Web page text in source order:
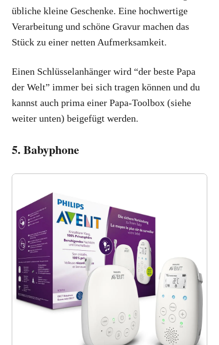
übliche kleine Geschenke. Eine hochwertige
Verarbeitung und schöne Gravur machen das
Stück zu einer netten Aufmerksamkeit.
Einen Schlüsselanhänger wird “der beste Papa
der Welt” immer bei sich tragen können und du
kannst auch prima einer Papa-Toolbox (siehe
weiter unten) beigefügt werden.
5. Babyphone